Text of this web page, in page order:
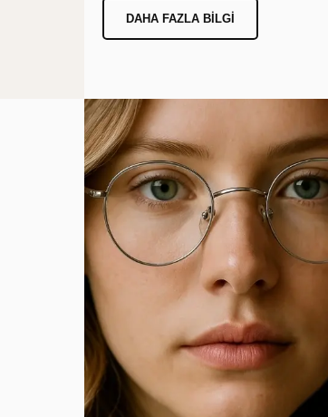
DAHA FAZLA BILGI